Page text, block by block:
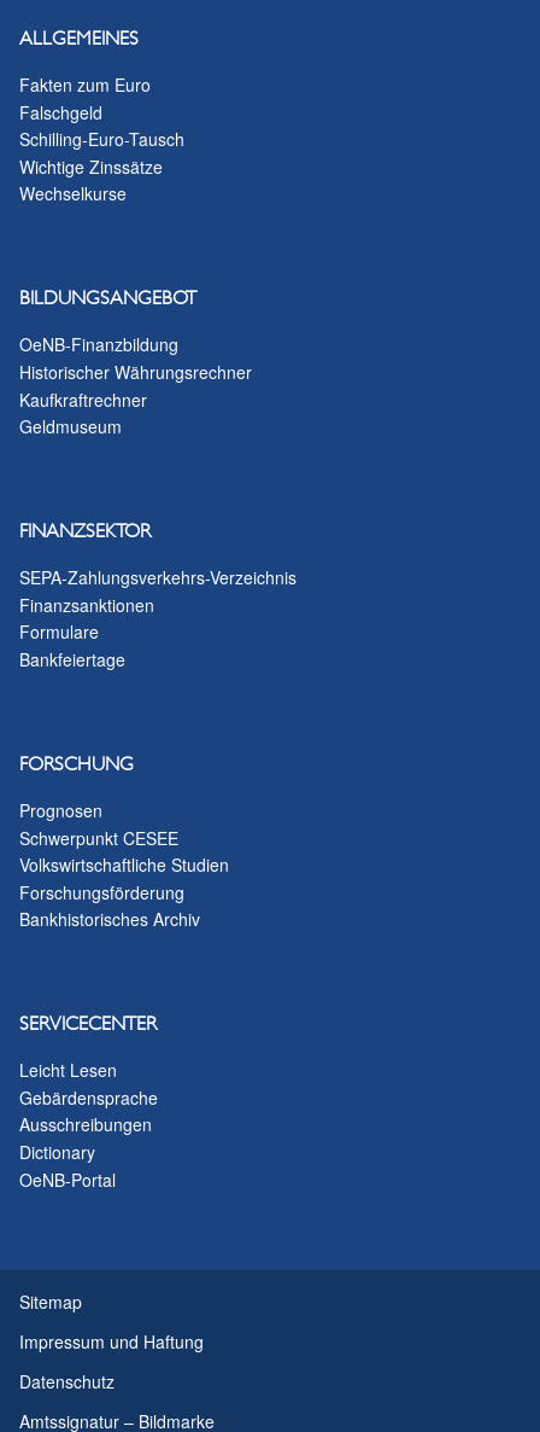
ALLGEMEINES
Fakten zum Euro
Falschgeld
Schilling-Euro-Tausch
Wichtige Zinssätze
Wechselkurse
BILDUNGSANGEBOT
OeNB-Finanzbildung
Historischer Währungsrechner
Kaufkraftrechner
Geldmuseum
FINANZSEKTOR
SEPA-Zahlungsverkehrs-Verzeichnis
Finanzsanktionen
Formulare
Bankfeiertage
FORSCHUNG
Prognosen
Schwerpunkt CESEE
Volkswirtschaftliche Studien
Forschungsförderung
Bankhistorisches Archiv
SERVICECENTER
Leicht Lesen
Gebärdensprache
Ausschreibungen
Dictionary
OeNB-Portal
Sitemap
Impressum und Haftung
Datenschutz
Amtssignatur – Bildmarke